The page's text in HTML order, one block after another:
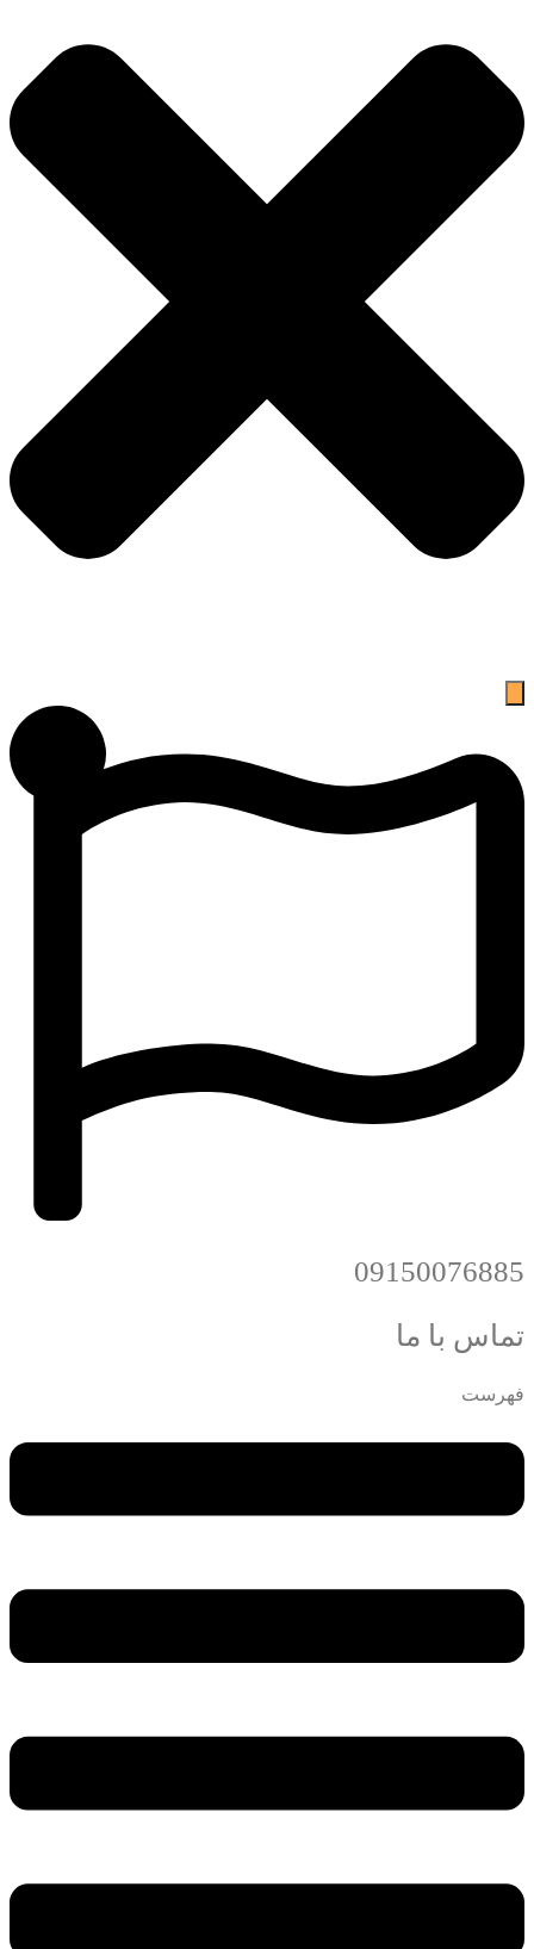
09150076885
تماس با ما
فهرست